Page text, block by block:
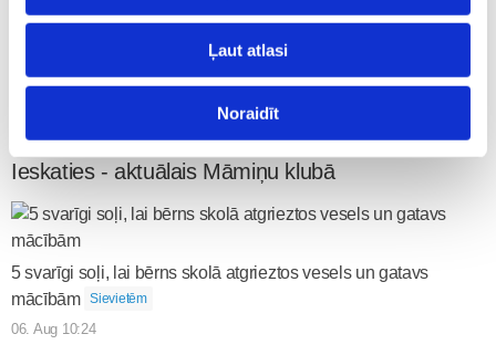
Ļaut atlasi
Noraidīt
Doties uz grūtniecības kalendāra sākumu
Ieskaties - aktuālais Māmiņu klubā
5 svarīgi soļi, lai bērns skolā atgrieztos vesels un gatavs
mācībām
Sievietēm
06. Aug 10:24